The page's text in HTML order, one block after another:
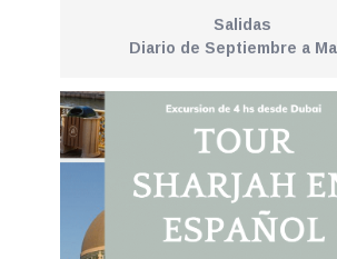
Salidas
Diario de Septiembre a